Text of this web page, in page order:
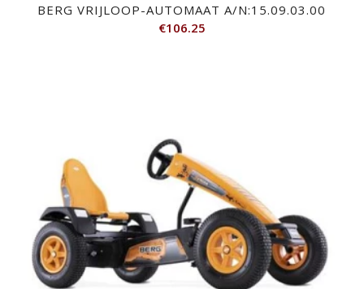
BERG VRIJLOOP-AUTOMAAT A/N:15.09.03.00
€106.25